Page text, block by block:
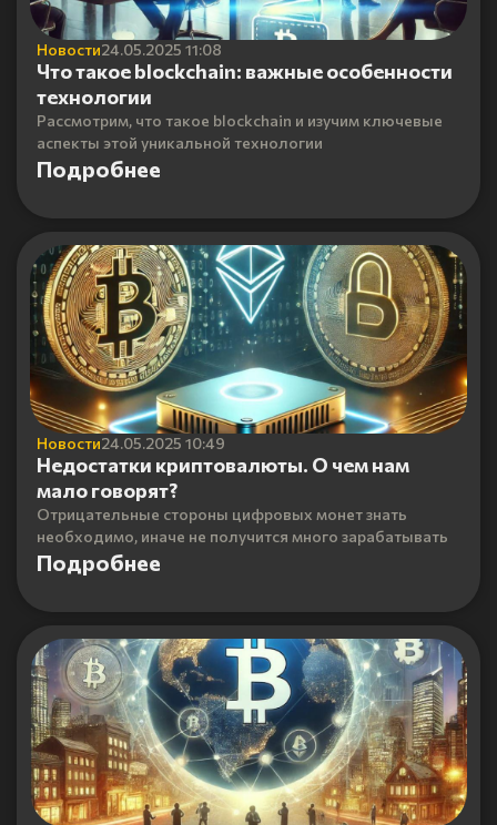
Новости24.05.2025 11:08
Что такое blockchain: важные особенности
технологии
Рассмотрим, что такое blockchain и изучим ключевые
аспекты этой уникальной технологии
Подробнее
Новости24.05.2025 10:49
Недостатки криптовалюты. О чем нам
мало говорят?
Отрицательные стороны цифровых монет знать
необходимо, иначе не получится много зарабатывать
Подробнее